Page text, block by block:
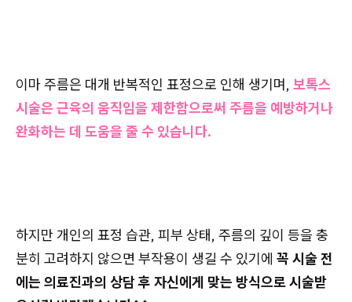
이마 주름은 대개 반복적인 표정으로 인해 생기며, 보톡스
시술은 근육의 움직임을 제한함으로써 주름을 예방하거나
완화하는 데 도움을 줄 수 있습니다.
하지만 개인의 표정 습관, 피부 상태, 주름의 깊이 등을 충
분히 고려하지 않으면 부작용이 생길 수 있기에 꼭 시술 전
에는 의료진과의 상담 후 자신에게 맞는 방식으로 시술받